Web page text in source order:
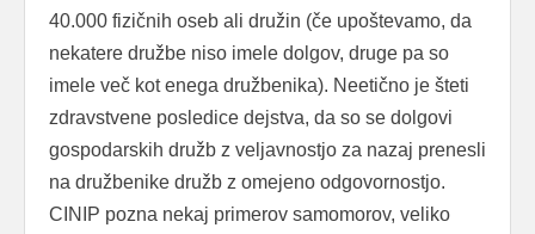
40.000 fizičnih oseb ali družin (če upoštevamo, da
nekatere družbe niso imele dolgov, druge pa so
imele več kot enega družbenika). Neetično je šteti
zdravstvene posledice dejstva, da so se dolgovi
gospodarskih družb z veljavnostjo za nazaj prenesli
na družbenike družb z omejeno odgovornostjo.
CINIP pozna nekaj primerov samomorov, veliko